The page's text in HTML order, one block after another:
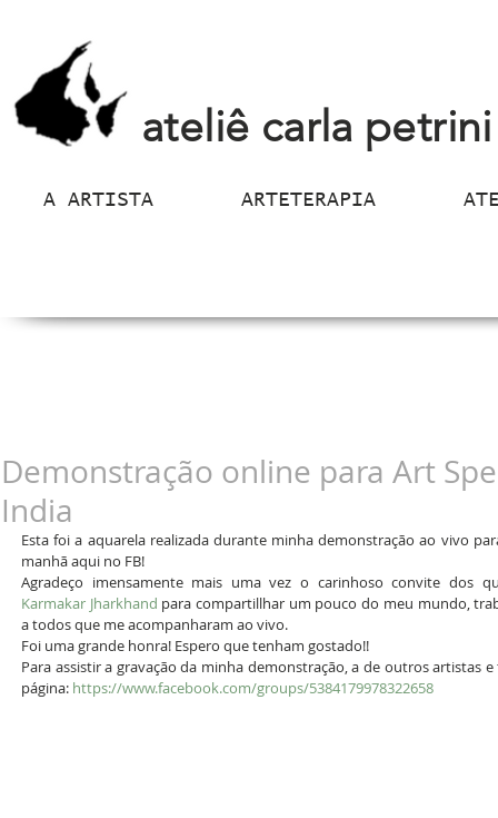
ateliê carla petrini
A ARTISTA ARTETERAPIA
Demonstração online para Art
India
Esta foi a aquarela realizada durante minha demonstração ao vivo
manhã aqui no FB!
Agradeço imensamente mais uma vez o carinhoso convite dos
Karmakar Jharkhand para compartillhar um pouco do meu mundo,
a todos que me acompanharam ao vivo.
Foi uma grande honra! Espero que tenham gostado!!
Para assistir a gravação da minha demonstração, a de outros artistas
página: https://www.facebook.com/groups/5384179978322658